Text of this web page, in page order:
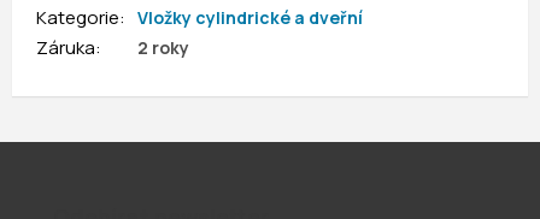
Kategorie: Vložky cylindrické a dveřní
Záruka: 2 roky